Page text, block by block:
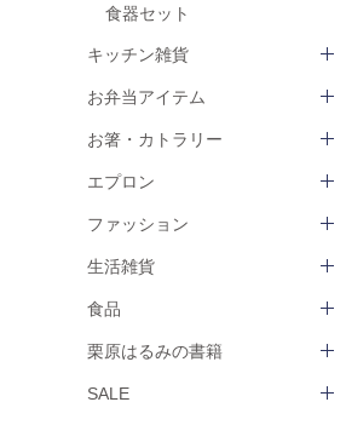
食器セット
キッチン雑貨
お弁当アイテム
お箸・カトラリー
エプロン
ファッション
生活雑貨
食品
栗原はるみの書籍
SALE